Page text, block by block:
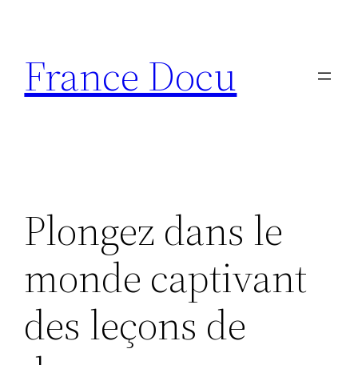
contenu
France Docu
Plongez dans le
monde captivant
des leçons de